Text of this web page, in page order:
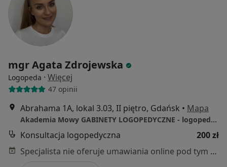
mgr Agata Zdrojewska
Logopeda · Więcej
47 opinii
Abrahama 1A, lokal 3.03, II piętro, Gdańsk • Mapa
Akademia Mowy GABINETY LOGOPEDYCZNE - logopeda Gdańsk
Konsultacja logopedyczna
200 zł
Specjalista nie oferuje umawiania online pod tym adresem.